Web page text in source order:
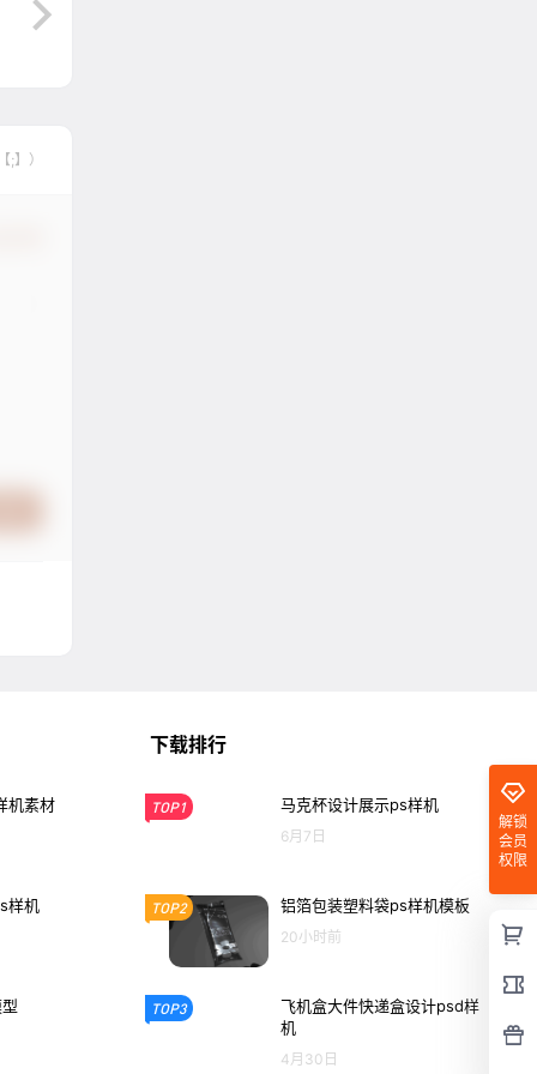
】）
解锁
会员
权限
机素材
样机
下载排行
TOP1 马克杯设计展示ps样机
6月7日
TOP2 铝箔包装塑料袋ps样机模板
20小时前
TOP3
飞机盒大件快递盒设计psd样
机
4月30日